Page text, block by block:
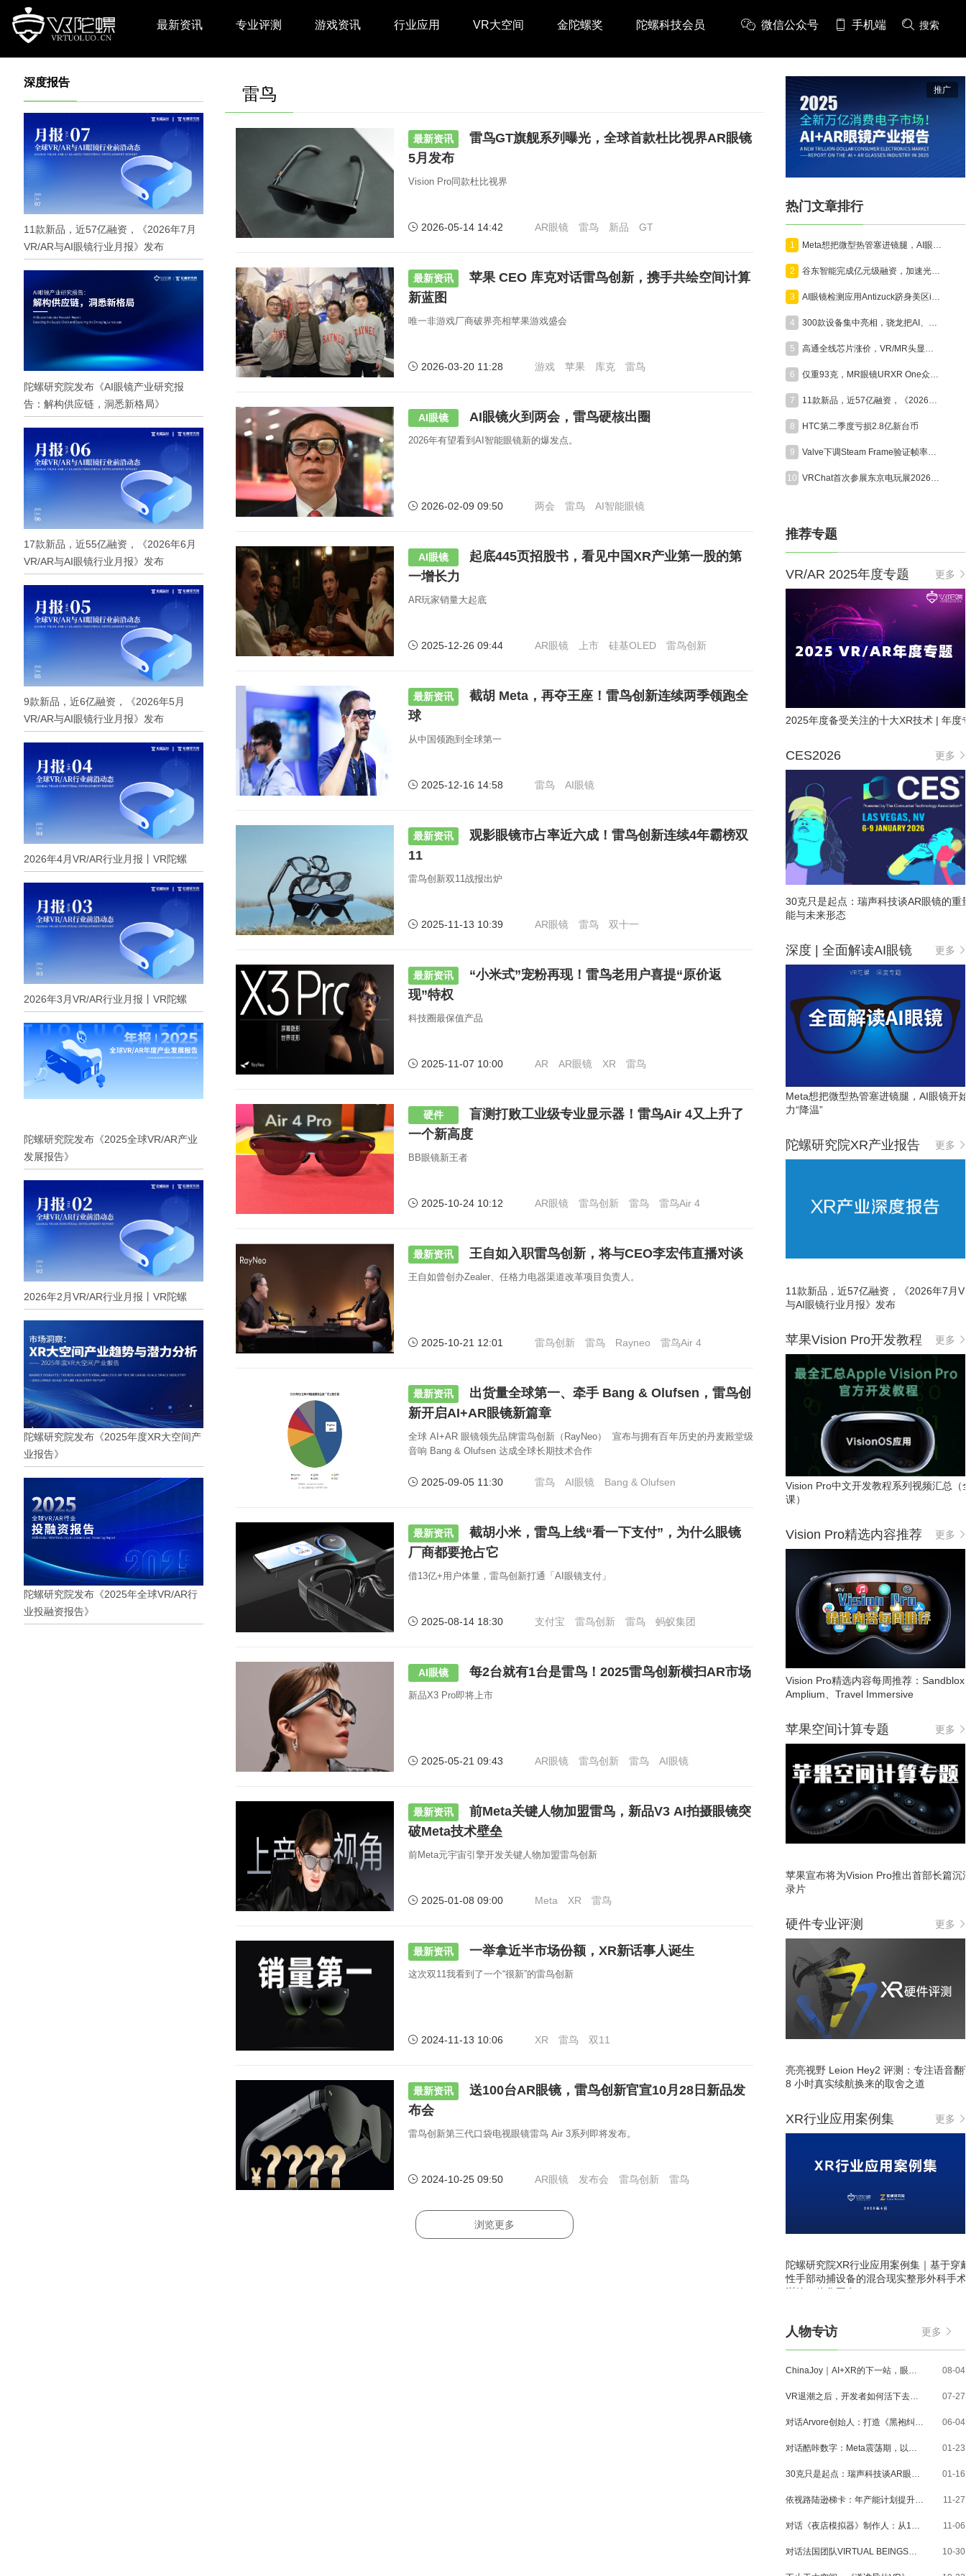
最新资讯 专业评测 游戏资讯 行业应用 VR大空间 金陀螺奖 陀螺科技会员 微信公众号 手机端 搜索
深度报告
11款新品，近57亿融资，《2026年7月
VR/AR与AI眼镜行业月报》发布
陀螺研究院发布《AI眼镜产业研究报
告：解构供应链，洞悉新格局》
17款新品，近55亿融资，《2026年6月
VR/AR与AI眼镜行业月报》发布
9款新品，近6亿融资，《2026年5月
VR/AR与AI眼镜行业月报》发布
2026年4月VR/AR行业月报丨VR陀螺
2026年3月VR/AR行业月报丨VR陀螺
陀螺研究院发布《2025全球VR/AR产业
发展报告》
2026年2月VR/AR行业月报丨VR陀螺
陀螺研究院发布《2025年度XR大空间产
业报告》
陀螺研究院发布《2025年全球VR/AR行
业投融资报告》
雷鸟
最新资讯
雷鸟GT旗舰系列曝光，全球首款杜比视界AR眼镜
5月发布
Vision Pro同款杜比视界
2026-05-14 14:42 AR眼镜 雷鸟 新品 GT
最新资讯
苹果 CEO 库克对话雷鸟创新，携手共绘空间计算
新蓝图
唯一非游戏厂商破界亮相苹果游戏盛会
2026-03-20 11:28 游戏 苹果 库克 雷鸟
AI眼镜 AI眼镜火到两会，雷鸟硬核出圈
2026年有望看到AI智能眼镜新的爆发点。
2026-02-09 09:50 两会 雷鸟 AI智能眼镜
AI眼镜
起底445页招股书，看见中国XR产业第一股的第
一增长力
AR玩家销量大起底
2025-12-26 09:44 AR眼镜 上市 硅基OLED 雷鸟创新
最新资讯
截胡 Meta，再夺王座！雷鸟创新连续两季领跑全
球
从中国领跑到全球第一
2025-12-16 14:58 雷鸟 AI眼镜
最新资讯
观影眼镜市占率近六成！雷鸟创新连续4年霸榜双
11
雷鸟创新双11战报出炉
2025-11-13 10:39 AR眼镜 雷鸟 双十一
最新资讯
“小米式”宠粉再现！雷鸟老用户喜提“原价返
现”特权
科技圈最保值产品
2025-11-07 10:00 AR AR眼镜 XR 雷鸟
硬件
盲测打败工业级专业显示器！雷鸟Air 4又上升了
一个新高度
BB眼镜新王者
2025-10-24 10:12 AR眼镜 雷鸟创新 雷鸟 雷鸟Air 4
最新资讯 王自如入职雷鸟创新，将与CEO李宏伟直播对谈
王自如曾创办Zealer、任格力电器渠道改革项目负责人。
2025-10-21 12:01 雷鸟创新 雷鸟 Rayneo 雷鸟Air 4
最新资讯
出货量全球第一、牵手 Bang & Olufsen，雷鸟创
新开启AI+AR眼镜新篇章
全球 AI+AR 眼镜领先品牌雷鸟创新（RayNeo） 宣布与拥有百年历史的丹麦殿堂级
音响 Bang & Olufsen 达成全球长期技术合作
2025-09-05 11:30 雷鸟 AI眼镜 Bang & Olufsen
最新资讯
截胡小米，雷鸟上线“看一下支付”，为什么眼镜
厂商都要抢占它
借13亿+用户体量，雷鸟创新打通「AI眼镜支付」
2025-08-14 18:30 支付宝 雷鸟创新 雷鸟 蚂蚁集团
AI眼镜 每2台就有1台是雷鸟！2025雷鸟创新横扫AR市场
新品X3 Pro即将上市
2025-05-21 09:43 AR眼镜 雷鸟创新 雷鸟 AI眼镜
最新资讯
前Meta关键人物加盟雷鸟，新品V3 AI拍摄眼镜突
破Meta技术壁垒
前Meta元宇宙引擎开发关键人物加盟雷鸟创新
2025-01-08 09:00 Meta XR 雷鸟
最新资讯 一举拿近半市场份额，XR新话事人诞生
这次双11我看到了一个“很新”的雷鸟创新
2024-11-13 10:06 XR 雷鸟 双11
最新资讯
送100台AR眼镜，雷鸟创新官宣10月28日新品发
布会
雷鸟创新第三代口袋电视眼镜雷鸟 Air 3系列即将发布。
2024-10-25 09:50 AR眼镜 发布会 雷鸟创新 雷鸟
浏览更多
推广
热门文章排行
1
2
3
4
5
6
7
8 HTC第二季度亏损2.8亿新台币
9
10
推荐专题
VR/AR 2025年度专题 更多
2025年度备受关注的十大XR技术 | 年度
CES2026 更多
30克只是起点：瑞声科技谈AR眼镜的重
能与未来形态
深度 | 全面解读AI眼镜 更多
Meta想把微型热管塞进镜腿，AI眼镜开
力“降温”
陀螺研究院XR产业报告 更多
11款新品，近57亿融资，《2026年7月
与AI眼镜行业月报》发布
苹果Vision Pro开发教程 更多
Vision Pro中文开发教程系列视频汇总（
课）
Vision Pro精选内容推荐 更多
Vision Pro精选内容每周推荐：
Amplium、Travel Immersive
苹果空间计算专题 更多
苹果宣布将为Vision Pro推出首部长篇沉
录片
硬件专业评测 更多
亮亮视野 Leion Hey2 评测：专注语音
8 小时真实续航换来的取舍之道
XR行业应用案例集 更多
陀螺研究院XR行业应用案例集｜基于穿
性手部动捕设备的混合现实整形外科手
训练一体化平台
人物专访 更多
08-04
07-27
06-04
01-23
01-16
11-27
11-06
10-30